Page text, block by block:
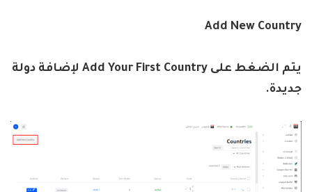
Add New Country
يتم الضغط على Add Your First Country لإضافة دولة
جديدة.